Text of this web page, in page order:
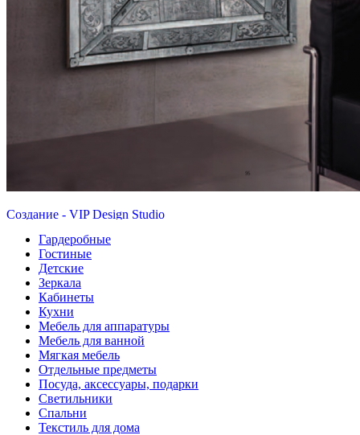
Создание - VIP Design Studio
8(900)201-90-13|vipstudia@antey-e.ru
Гардеробные
Гостиные
Детские
Зеркала
Кабинеты
Кухни
Мебель для аппаратуры
Мебель для ванной
Мягкая мебель
Отдельные предметы
Посуда, аксессуары, подарки
Светильники
Спальни
Текстиль для дома